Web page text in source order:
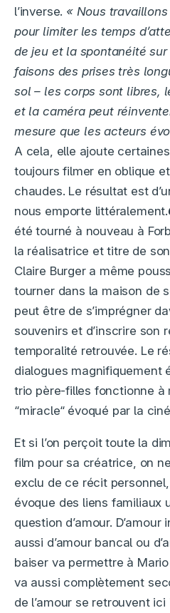
l’inverse. « Nous
pour limiter les temps
de jeu et la spontanéité
faisons des prises très
sol – les corps sont libres,
et la caméra peut
mesure que les acteurs
A cela, elle ajoute
toujours filmer en oblique
chaudes. Le résultat est
nous emporte littéralement.
été tourné à nouveau à
la réalisatrice et titre de
Claire Burger a même
tourner dans la maison de
peut être de s’imprégner
souvenirs et d’inscrire son
temporalité retrouvée. Le
dialogues magnifiquement
trio père-filles fonctionne à
“miracle“ évoqué par la
Et si l’on perçoit toute la
film pour sa créatrice, on
exclu de ce récit
évoque des liens familiaux
question d’amour.
aussi d’amour bancal ou
baiser va permettre à
va aussi complètement
de l’amour se retrouvent